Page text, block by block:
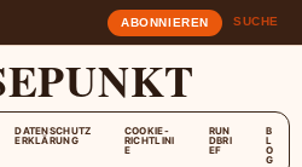
ABONNIEREN SUCHE
DATENSCHUTZ
ERKLÄRUNG
COOKIE-
RICHTLINI
E
RUN
DBRI
EF
B
L
O
G